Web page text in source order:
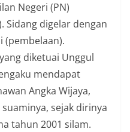
Negeri (PN)
Sidang digelar dengan
(pembelaan).
diketuai Unggul
mendapat
Angka Wijaya,
sejak dirinya
tahun 2001 silam.